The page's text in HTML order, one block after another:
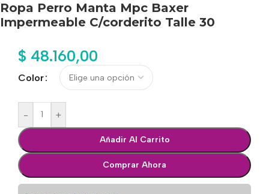
Ropa Perro Manta Mpc Baxer
Impermeable C/corderito Talle 30
$ 48.160,00
Color
- +
Añadir Al Carrito
Comprar Ahora